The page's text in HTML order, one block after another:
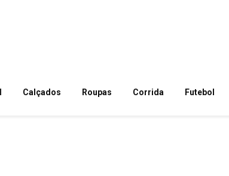
Calçados Roupas Corrida Futebol